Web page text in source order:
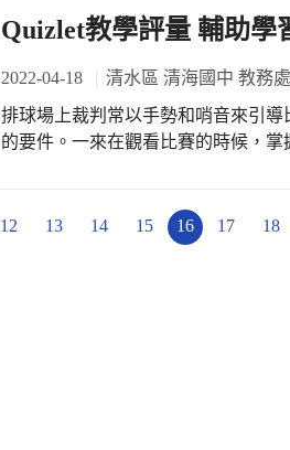
等資料相當豐富，請老師善加利用
生上網瀏覽，協助交通安全宣導工作。 為強化學生交通安全觀念，學務處除
行交通安全宣導之外，歡迎老師們開
共享資料夾，供其他老師教學參考
Quizlet教學評量 輔助學
2022-04-18 清水區 清海國中 教務
排球場上裁判常以手勢和哨音來引
的要件。一來在觀看比賽的時候，
為一組，利用Chromebook登入測驗
經過幾輪交鋒勝負立分，並整體複習完所有題目。 林威學老
12 13 14 15 16 17 18